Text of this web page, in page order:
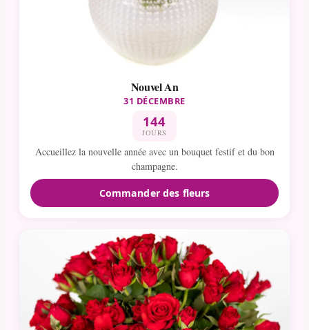
Nouvel An
31 DÉCEMBRE
144
JOURS
Accueillez la nouvelle année avec un bouquet festif et du bon
champagne.
Commander des fleurs